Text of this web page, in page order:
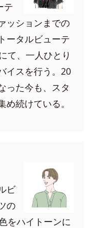
テ
ッションまでの
ータルビューテ
て、一人ひとり
イスを行う。20
った今も、スタ
続けている。
ビ
の
をハイトーンに